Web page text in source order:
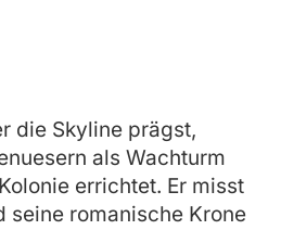
die Skyline prägst,
als Wachturm
errichtet. Er misst
seine romanische Krone